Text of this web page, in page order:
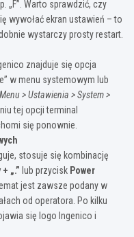
„F”. Warto sprawdzić, czy
wywołać ekran ustawień – to
wystarczy prosty restart.
znajduje się opcja
w menu systemowym lub
Menu > Ustawienia > System >
tej opcji terminal
się ponownie.
stosuje się kombinację
„.” lub przycisk Power
jest zawsze podany w
od operatora. Po kilku
się logo Ingenico i